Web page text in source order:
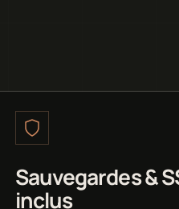
Sauvegardes &
inclus